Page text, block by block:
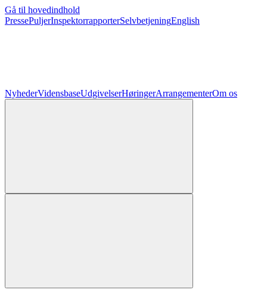
Gå til hovedindhold
PressePuljerInspektorrapporterSelvbetjeningEnglish
NyhederVidensbaseUdgivelserHøringerArrangementerOm os